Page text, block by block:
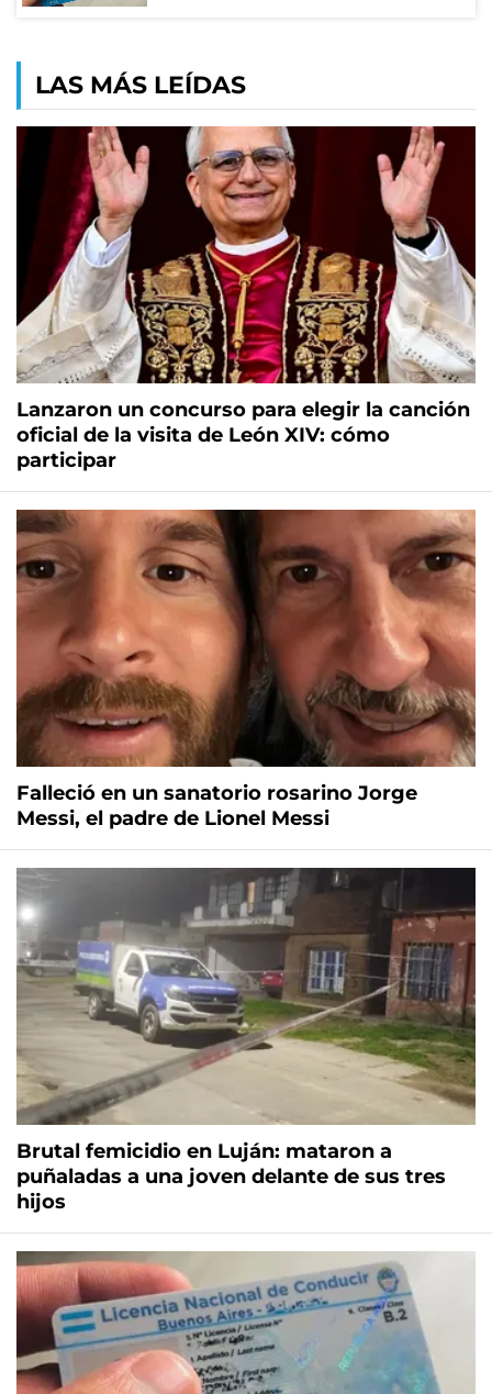
LAS MÁS LEÍDAS
Lanzaron un concurso para elegir la canción
oficial de la visita de León XIV: cómo
participar
Falleció en un sanatorio rosarino Jorge
Messi, el padre de Lionel Messi
Brutal femicidio en Luján: mataron a
puñaladas a una joven delante de sus tres
hijos